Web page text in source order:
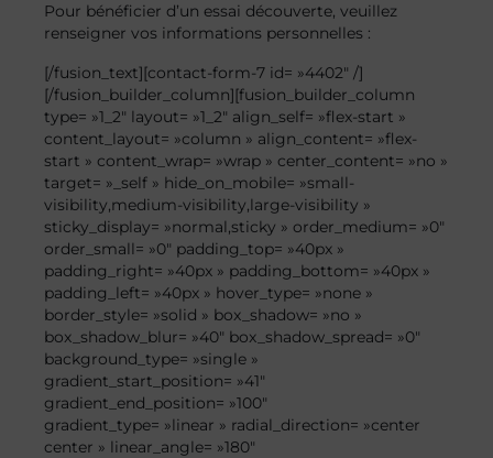
Pour bénéficier d’un essai découverte, veuillez
renseigner vos informations personnelles :
[/fusion_text][contact-form-7 id= »4402″ /]
[/fusion_builder_column][fusion_builder_column
type= »1_2″ layout= »1_2″ align_self= »flex-start »
content_layout= »column » align_content= »flex-
start » content_wrap= »wrap » center_content= »no »
target= »_self » hide_on_mobile= »small-
visibility,medium-visibility,large-visibility »
sticky_display= »normal,sticky » order_medium= »0″
order_small= »0″ padding_top= »40px »
padding_right= »40px » padding_bottom= »40px »
padding_left= »40px » hover_type= »none »
border_style= »solid » box_shadow= »no »
box_shadow_blur= »40″ box_shadow_spread= »0″
background_type= »single »
gradient_start_position= »41″
gradient_end_position= »100″
gradient_type= »linear » radial_direction= »center
center » linear_angle= »180″